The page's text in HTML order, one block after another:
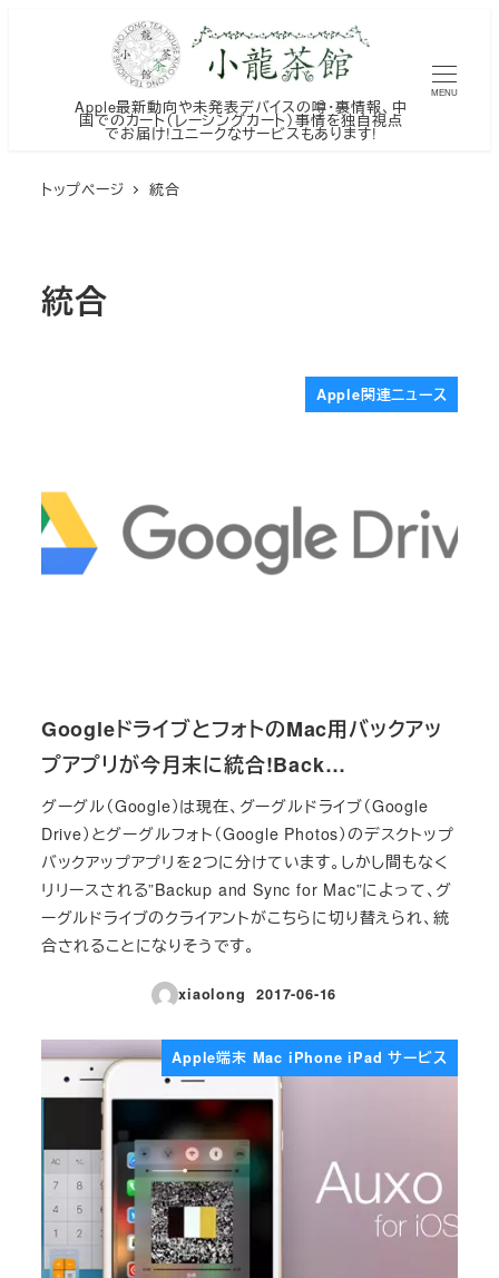
Apple最新動向や未発表デバイスの噂・裏情報、中
国でのカート（レーシングカート）事情を独自視点
でお届け!ユニークなサービスもあります!
MENU
トップページ 統合
統合
Apple関連ニュース
GoogleドライブとフォトのMac用バックアッ
プアプリが今月末に統合!Back…
グーグル（Google）は現在、グーグルドライブ（Google
Drive）とグーグルフォト（Google Photos）のデスクトップ
バックアップアプリを2つに分けています。しかし間もなく
リリースされる”Backup and Sync for Mac”によって、グ
ーグルドライブのクライアントがこちらに切り替えられ、統
合されることになりそうです。
xiaolong
投稿日
2017-06-16
Apple端末 Mac iPhone iPad サービス